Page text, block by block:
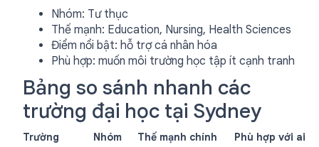
Nhóm: Tư thục
Thế mạnh: Education, Nursing, Health Sciences
Điểm nổi bật: hỗ trợ cá nhân hóa
Phù hợp: muốn môi trường học tập ít cạnh tranh
Bảng so sánh nhanh các
trường đại học tại Sydney
Trường Nhóm Thế mạnh chính Phù hợp với ai